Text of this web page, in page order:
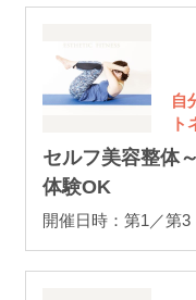
自
ト
セルフ美容整体
体験OK
開催日時：第1／第3